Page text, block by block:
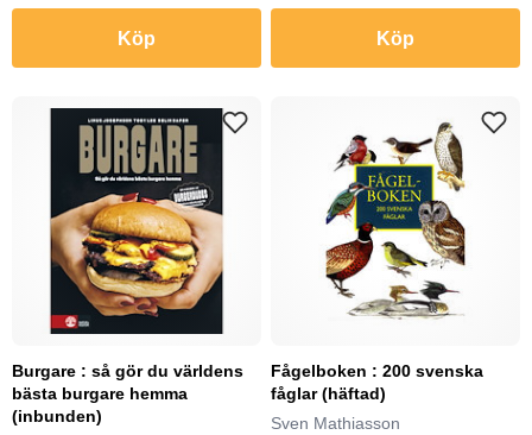
Köp Köp
Burgare : så gör du världens
bästa burgare hemma
(inbunden)
Fågelboken : 200 svenska
fåglar (häftad)
Sven Mathiasson